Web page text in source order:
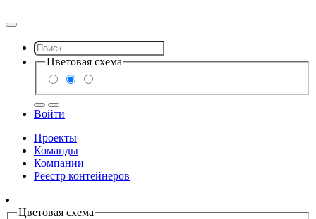
Цветовая схема
Войти
Проекты
Команды
Компании
Реестр контейнеров
Цветовая схема